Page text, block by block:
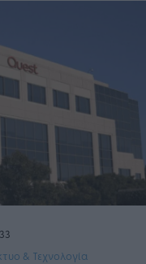
& Τεχνολογία